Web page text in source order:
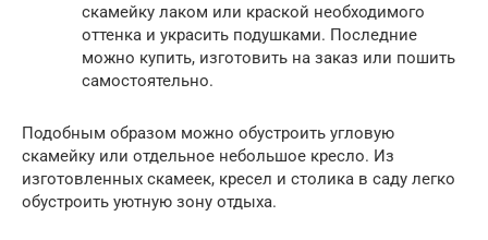
скамейку лаком или краской необходимого
оттенка и украсить подушками. Последние
можно купить, изготовить на заказ или пошить
самостоятельно.
Подобным образом можно обустроить угловую
скамейку или отдельное небольшое кресло. Из
изготовленных скамеек, кресел и столика в саду легко
обустроить уютную зону отдыха.